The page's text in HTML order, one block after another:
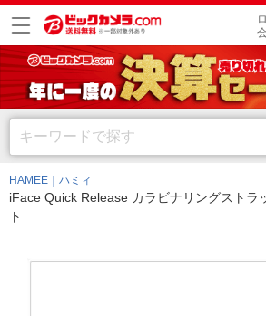
HAMEE｜ハミィ
iFace Quick Release カラビナリングストラ
ト